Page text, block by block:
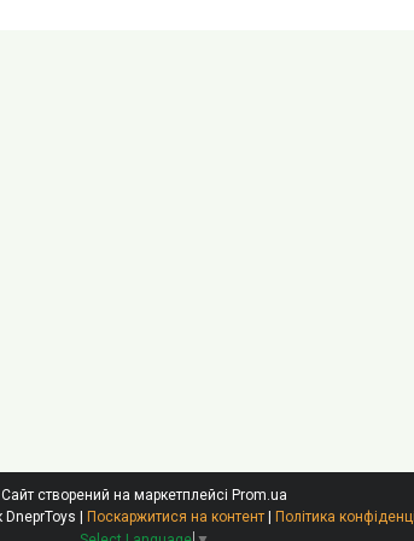
Сайт створений на маркетплейсі Prom.ua
Інтернет-магазин іграшок DneprToys | Поскаржитися на контент | Політика